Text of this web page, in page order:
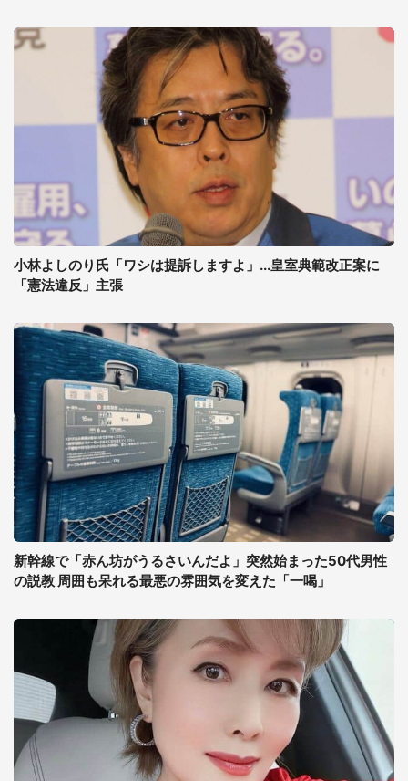
小林よしのり氏「ワシは提訴しますよ」...皇室典範改正案に
「憲法違反」主張
新幹線で「赤ん坊がうるさいんだよ」突然始まった50代男性
の説教 周囲も呆れる最悪の雰囲気を変えた「一喝」